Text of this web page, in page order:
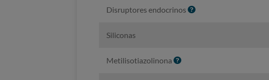
Disruptores endocrinos I
Siliconas
Metilisotiazolinona I